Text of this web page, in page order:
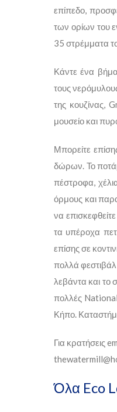
επίπεδο,
των ορίων του
35 στρέμματα
Κάντε ένα
τους
της κουζίνας,
μουσείο και
Μπορείτε
δώρων. Το
πέστροφα,
όρμους και
να
τα υπέροχα
επίσης σε
πολλά
λεβάντα και το
πολλές
Κήπο.
Για κρατήσεις
Όλα Eco